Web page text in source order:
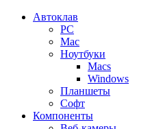
Автоклав
PC
Mac
Ноутбуки
Macs
Windows
Планшеты
Софт
Компоненты